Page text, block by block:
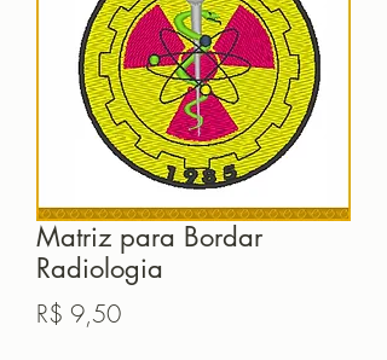
Matriz para Bordar
Radiologia
R$ 9,50Preço